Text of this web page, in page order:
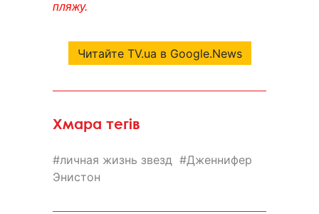
пляжу.
Читайте TV.ua в Google.News
Хмара тегів
личная жизнь звезд
Дженнифер
Энистон